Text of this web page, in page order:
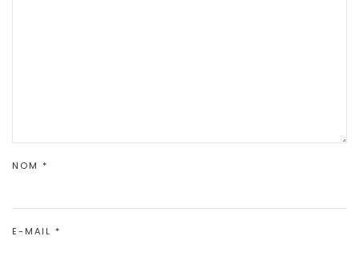
NOM *
E-MAIL *